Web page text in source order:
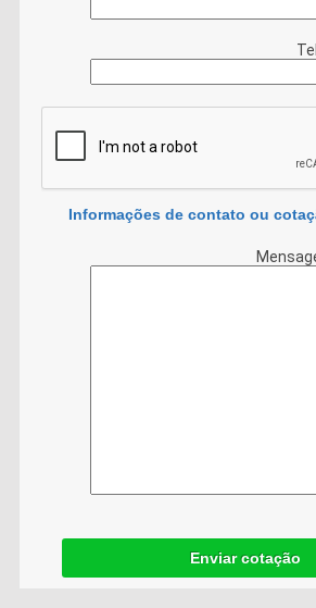
Informações de contato ou
Enviar cotação